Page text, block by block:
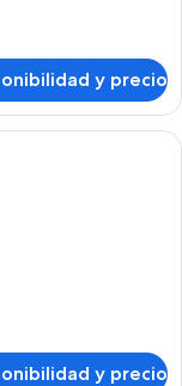
y precio
con un camino,
y precio